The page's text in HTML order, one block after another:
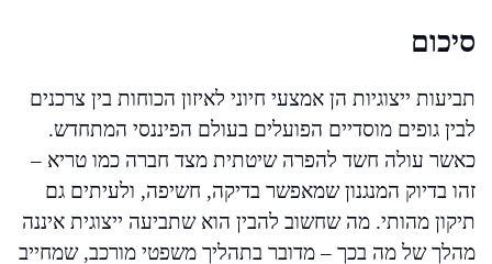
סיכום
תביעות ייצוגיות הן אמצעי חיוני לאיזון הכוחות בין צרכנים
לבין גופים מוסדיים הפועלים בעולם הפיננסי המתחדש.
כאשר עולה חשד להפרה שיטתית מצד חברה כמו טריא –
זהו בדיוק המנגנון שמאפשר בדיקה, חשיפה, ולעיתים גם
תיקון מהותי. מה שחשוב להבין הוא שתביעה ייצוגית איננה
מהלך של מה בכך – מדובר בתהליך משפטי מורכב, שמחייב